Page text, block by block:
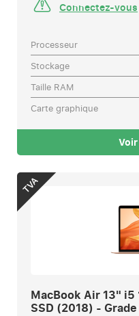
Connectez-vous
Processeur
Stockage
Taille RAM
Carte graphique
TVA
MacBook Air 13" i5
SSD (2018) - Grade